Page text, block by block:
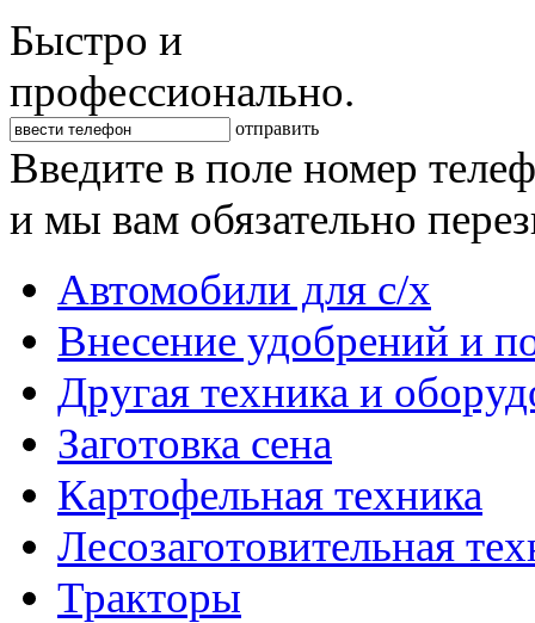
Быстро и
профессионально.
отправить
Введите в поле номер
и мы вам обязательно
Автомобили для с/х
Внесение удобрений и
Другая техника и
Заготовка сена
Картофельная техника
Лесозаготовительная
Тракторы